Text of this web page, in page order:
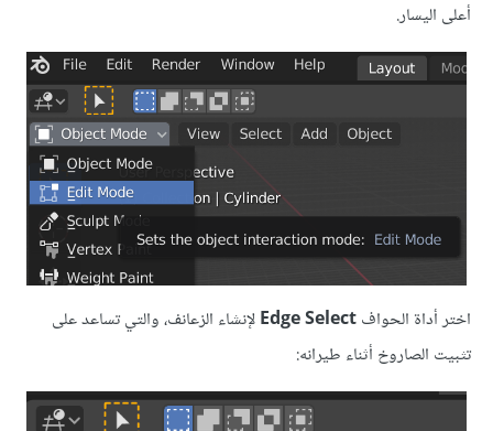
أعلى اليسار.
اختر أداة الحوافEdge Selectلإنشاء الزعانف، والتي تساعد على
تثبيت الصاروخ أثناء طيرانه: